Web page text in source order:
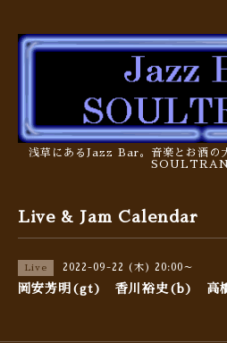
浅草にあるJazz Bar。音楽とお酒の
Live & Jam Calendar
Live 2022-09-22 (木) 20:00～
岡安芳明(gt) 香川裕史(b) 高